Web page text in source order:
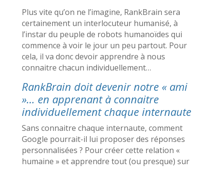
Plus vite qu’on ne l’imagine, RankBrain sera
certainement un interlocuteur humanisé, à
l’instar du peuple de robots humanoïdes qui
commence à voir le jour un peu partout. Pour
cela, il va donc devoir apprendre à nous
connaitre chacun individuellement…
RankBrain doit devenir notre « ami
»… en apprenant à connaitre
individuellement chaque internaute
Sans connaitre chaque internaute, comment
Google pourrait-il lui proposer des réponses
personnalisées ? Pour créer cette relation «
humaine » et apprendre tout (ou presque) sur